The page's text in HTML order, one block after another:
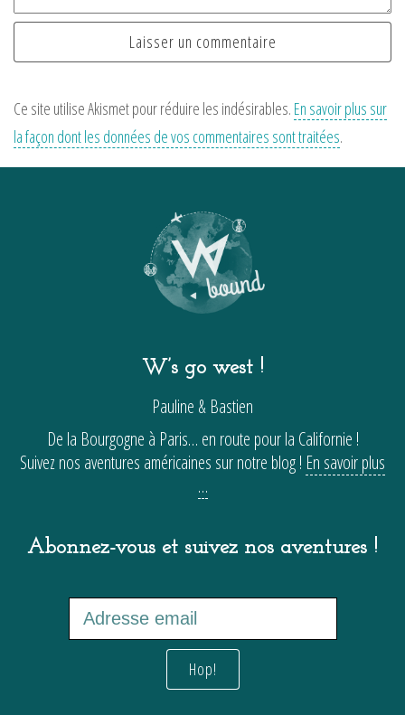
Ce site utilise Akismet pour réduire les indésirables. En savoir plus sur
la façon dont les données de vos commentaires sont traitées.
W’s go west !
Pauline & Bastien
De la Bourgogne à Paris… en route pour la Californie !
Suivez nos aventures américaines sur notre blog ! En savoir plus
…
Abonnez-vous et suivez nos aventures !